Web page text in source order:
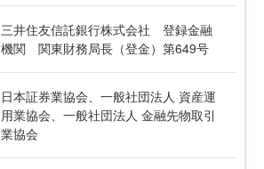
三井住友信託銀行株式会社 登録金融
機関 関東財務局長（登金）第649号
日本証券業協会、一般社団法人 資産運
用業協会、一般社団法人 金融先物取引
業協会